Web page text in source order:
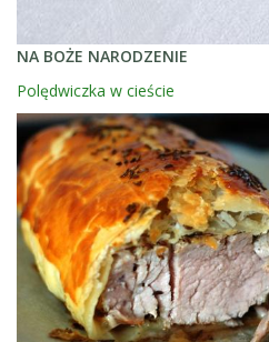
NA BOŻE NARODZENIE
Polędwiczka w cieście